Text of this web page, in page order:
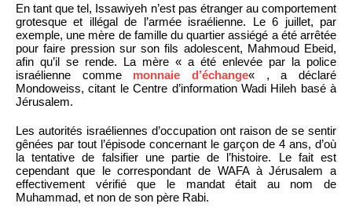
En tant que tel, Issawiyeh n’est pas étranger au comportement
grotesque et illégal de l’armée israélienne. Le 6 juillet, par
exemple, une mère de famille du quartier assiégé a été arrêtée
pour faire pression sur son fils adolescent, Mahmoud Ebeid,
afin qu’il se rende. La mère « a été enlevée par la police
israélienne comme monnaie d’échange« , a déclaré
Mondoweiss, citant le Centre d’information Wadi Hileh basé à
Jérusalem.
Les autorités israéliennes d’occupation ont raison de se sentir
gênées par tout l’épisode concernant le garçon de 4 ans, d’où
la tentative de falsifier une partie de l’histoire. Le fait est
cependant que le correspondant de WAFA à Jérusalem a
effectivement vérifié que le mandat était au nom de
Muhammad, et non de son père Rabi.